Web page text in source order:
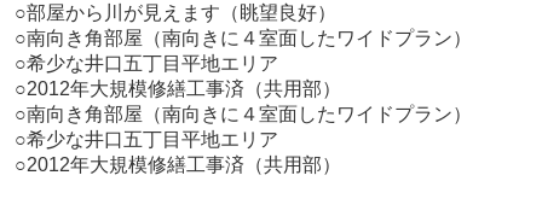
○部屋から川が見えます（眺望良好）
○南向き角部屋（南向きに４室面したワイドプラン）
○希少な井口五丁目平地エリア
○2012年大規模修繕工事済（共用部）
○南向き角部屋（南向きに４室面したワイドプラン）
○希少な井口五丁目平地エリア
○2012年大規模修繕工事済（共用部）